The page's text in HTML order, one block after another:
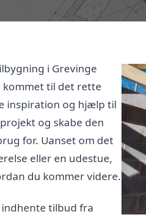
i Grevinge
kommet til det rette
inspiration og hjælp til
og skabe den
for. Uanset om det
eller en udestue,
du kommer videre.
tilbud fra